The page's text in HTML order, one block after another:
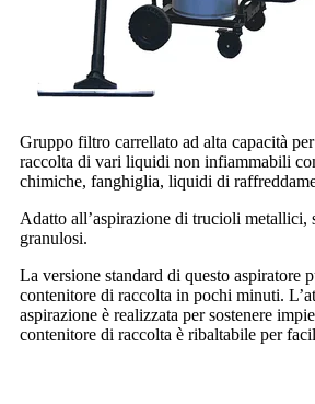
Gruppo filtro carrellato ad alta capacità
raccolta di vari liquidi non infiammabili
chimiche, fanghiglia, liquidi di
Adatto all’aspirazione di trucioli metallici,
granulosi.
La versione standard di questo aspiratore
contenitore di raccolta in pochi minuti.
aspirazione è realizzata per sostenere
contenitore di raccolta è ribaltabile per